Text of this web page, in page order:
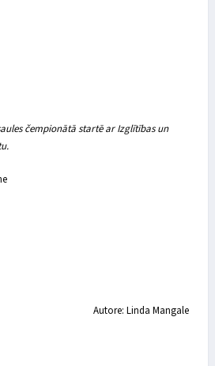
čempionātā startē ar Izglītības un
Autore: Linda Mangale